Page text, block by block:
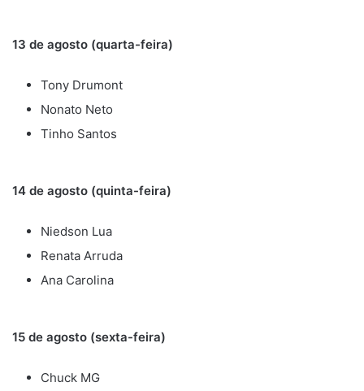
13 de agosto (quarta-feira)
Tony Drumont
Nonato Neto
Tinho Santos
14 de agosto (quinta-feira)
Niedson Lua
Renata Arruda
Ana Carolina
15 de agosto (sexta-feira)
Chuck MG